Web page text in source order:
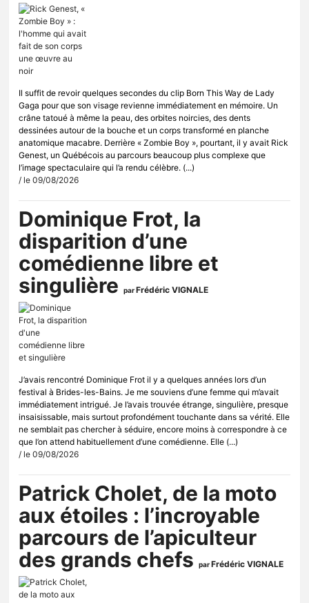
Il suffit de revoir quelques secondes du clip Born This Way de Lady
Gaga pour que son visage revienne immédiatement en mémoire. Un
crâne tatoué à même la peau, des orbites noircies, des dents
dessinées autour de la bouche et un corps transformé en planche
anatomique macabre. Derrière « Zombie Boy », pourtant, il y avait Rick
Genest, un Québécois au parcours beaucoup plus complexe que
l’image spectaculaire qui l’a rendu célèbre. (...)
/ le 09/08/2026
Dominique Frot, la
disparition d’une
comédienne libre et
singulière
parFrédéric VIGNALE
J’avais rencontré Dominique Frot il y a quelques années lors d’un
festival à Brides-les-Bains. Je me souviens d’une femme qui m’avait
immédiatement intrigué. Je l’avais trouvée étrange, singulière, presque
insaisissable, mais surtout profondément touchante dans sa vérité. Elle
ne semblait pas chercher à séduire, encore moins à correspondre à ce
que l’on attend habituellement d’une comédienne. Elle (...)
/ le 09/08/2026
Patrick Cholet, de la moto
aux étoiles : l’incroyable
parcours de l’apiculteur
des grands chefs
parFrédéric VIGNALE